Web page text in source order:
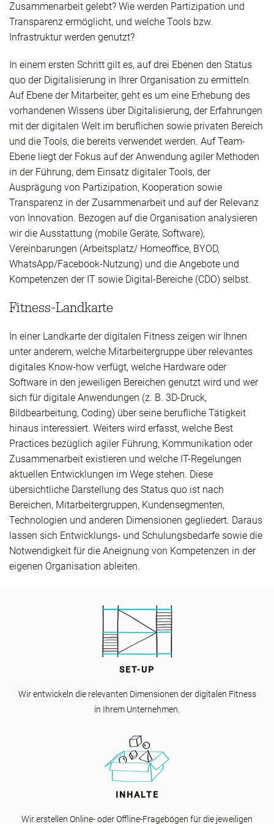
Zusammenarbeit gelebt? Wie werden Partizipation und
Transparenz ermöglicht, und welche Tools bzw.
Infrastruktur werden genutzt?
In einem ersten Schritt gilt es, auf drei Ebenen den Status
quo der Digitalisierung in Ihrer Organisation zu ermitteln.
Auf Ebene der Mitarbeiter, geht es um eine Erhebung des
vorhandenen Wissens über Digitalisierung, der Erfahrungen
mit der digitalen Welt im beruflichen sowie privaten Bereich
und die Tools, die bereits verwendet werden. Auf Team-
Ebene liegt der Fokus auf der Anwendung agiler Methoden
in der Führung, dem Einsatz digitaler Tools, der
Ausprägung von Partizipation, Kooperation sowie
Transparenz in der Zusammenarbeit und auf der Relevanz
von Innovation. Bezogen auf die Organisation analysieren
wir die Ausstattung (mobile Geräte, Software),
Vereinbarungen (Arbeitsplatz/ Homeoffice, BYOD,
WhatsApp/Facebook-Nutzung) und die Angebote und
Kompetenzen der IT sowie Digital-Bereiche (CDO) selbst.
Fitness-Landkarte
In einer Landkarte der digitalen Fitness zeigen wir Ihnen
unter anderem, welche Mitarbeitergruppe über relevantes
digitales Know-how verfügt, welche Hardware oder
Software in den jeweiligen Bereichen genutzt wird und wer
sich für digitale Anwendungen (z. B. 3D-Druck,
Bildbearbeitung, Coding) über seine berufliche Tätigkeit
hinaus interessiert. Weiters wird erfasst, welche Best
Practices bezüglich agiler Führung, Kommunikation oder
Zusammenarbeit existieren und welche IT-Regelungen
aktuellen Entwicklungen im Wege stehen. Diese
übersichtliche Darstellung des Status quo ist nach
Bereichen, Mitarbeitergruppen, Kundensegmenten,
Technologien und anderen Dimensionen gegliedert. Daraus
lassen sich Entwicklungs- und Schulungsbedarfe sowie die
Notwendigkeit für die Aneignung von Kompetenzen in der
eigenen Organisation ableiten.
SET-UP
Wir entwickeln die relevanten Dimensionen der digitalen Fitness
in Ihrem Unternehmen.
INHALTE
Wir erstellen Online- oder Offline-Fragebögen für die jeweiligen